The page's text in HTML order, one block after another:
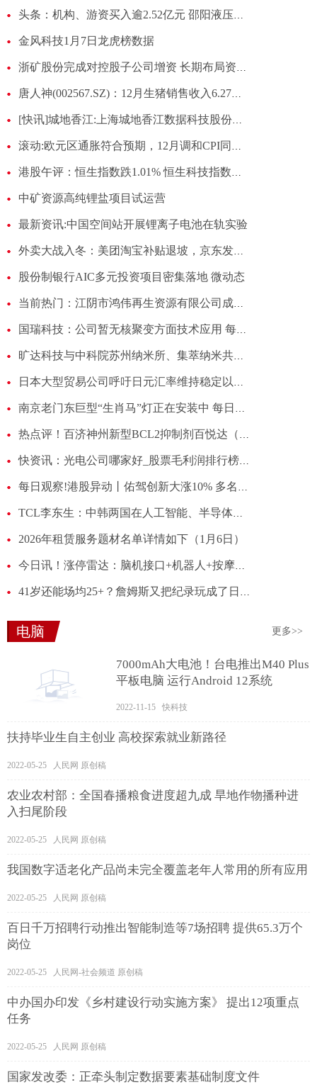
头条：机构、游资买入逾2.52亿元 邵阳液压股价收获“20CM”涨停
金风科技1月7日龙虎榜数据
浙矿股份完成对控股子公司增资 长期布局资源领域业务
唐人神(002567.SZ)：12月生猪销售收入6.27亿元
[快讯]城地香江:上海城地香江数据科技股份有限公司前期已披露重要项目进展_微资讯
滚动:欧元区通胀符合预期，12月调和CPI同比上涨2%
港股午评：恒生指数跌1.01% 恒生科技指数跌1.65%
中矿资源高纯锂盐项目试运营
最新资讯:中国空间站开展锂离子电池在轨实验
外卖大战入冬：美团淘宝补贴退坡，京东发起区域暗战 微速讯
股份制银行AIC多元投资项目密集落地 微动态
当前热门：江阴市鸿伟再生资源有限公司成立 注册资本5万人民币
国瑞科技：公司暂无核聚变方面技术应用 每日资讯
旷达科技与中科院苏州纳米所、集萃纳米共建联合实验室 拓展纳米柔性智能电子材料新赛道
日本大型贸易公司呼吁日元汇率维持稳定以保护投资
南京老门东巨型“生肖马”灯正在安装中 每日热讯
热点评！百济神州新型BCL2抑制剂百悦达（索托克拉片）在中国获得上市许可
快资讯：光电公司哪家好_股票毛利润排行榜（2025第三季度）
每日观察!港股异动丨佑驾创新大涨10% 多名股东自愿延长限售期 董事长刘国清增持5万股
TCL李东生：中韩两国在人工智能、半导体显示等新兴领域合作潜力巨大
2026年租赁服务题材名单详情如下（1月6日）
今日讯！涨停雷达：脑机接口+机器人+按摩椅+AI大模型 荣泰健康触及涨停
41岁还能场均25+？詹姆斯又把纪录玩成了日常 每日消息
电脑 更多>>
7000mAh大电池！台电推出M40 Plus
平板电脑 运行Android 12系统
2022-11-15 快科技
扶持毕业生自主创业 高校探索就业新路径
2022-05-25 人民网 原创稿
农业农村部：全国春播粮食进度超九成 旱地作物播种进
入扫尾阶段
2022-05-25 人民网 原创稿
我国数字适老化产品尚未完全覆盖老年人常用的所有应用
2022-05-25 人民网 原创稿
百日千万招聘行动推出智能制造等7场招聘 提供65.3万个
岗位
2022-05-25 人民网-社会频道 原创稿
中办国办印发《乡村建设行动实施方案》 提出12项重点
任务
2022-05-25 人民网 原创稿
国家发改委：正牵头制定数据要素基础制度文件